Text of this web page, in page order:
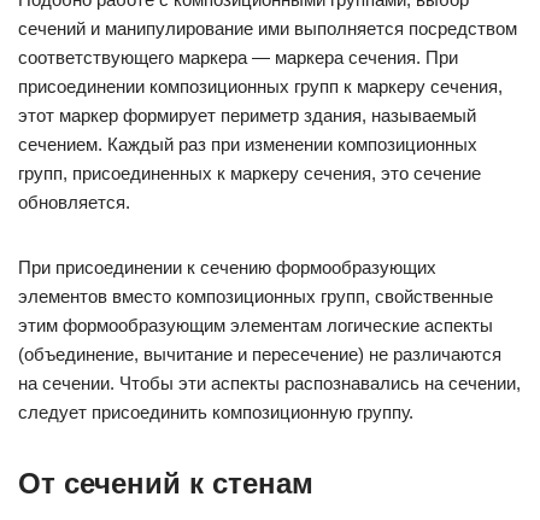
сечений и манипулирование ими выполняется посредством
соответствующего маркера — маркера сечения. При
присоединении композиционных групп к маркеру сечения,
этот маркер формирует периметр здания, называемый
сечением. Каждый раз при изменении композиционных
групп, присоединенных к маркеру сечения, это сечение
обновляется.
При присоединении к сечению формообразующих
элементов вместо композиционных групп, свойственные
этим формообразующим элементам логические аспекты
(объединение, вычитание и пересечение) не различаются
на сечении. Чтобы эти аспекты распознавались на сечении,
следует присоединить композиционную группу.
От сечений к стенам